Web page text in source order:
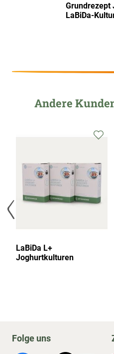
Grundrezept
LaBiDa-
Andere
LaBiDa L+
Joghurtkulturen
Folge uns